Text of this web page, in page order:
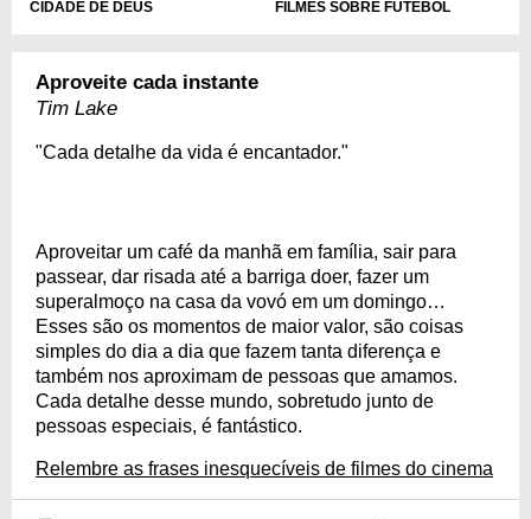
CIDADE DE DEUS FILMES SOBRE FUTEBOL
Aproveite cada instante
Tim Lake
"Cada detalhe da vida é encantador."
Aproveitar um café da manhã em família, sair para
passear, dar risada até a barriga doer, fazer um
superalmoço na casa da vovó em um domingo…
Esses são os momentos de maior valor, são coisas
simples do dia a dia que fazem tanta diferença e
também nos aproximam de pessoas que amamos.
Cada detalhe desse mundo, sobretudo junto de
pessoas especiais, é fantástico.
Relembre as frases inesquecíveis de filmes do cinema